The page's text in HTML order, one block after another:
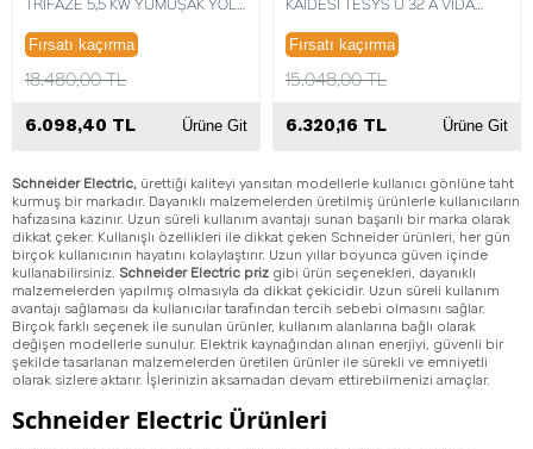
Fırsatı kaçırma
18.480,00 TL
6.098,40 TL Ürüne Git
3389110362787
Fırsatı kaçırma
15.048,00 TL
6.320,16 TL Ürüne Git
Schneider Electric, ürettiği kaliteyi yansıtan modellerle kullanıcı gönlüne taht
kurmuş bir markadır. Dayanıklı malzemelerden üretilmiş ürünlerle kullanıcıların
hafızasına kazınır. Uzun süreli kullanım avantajı sunan başarılı bir marka olarak
dikkat çeker. Kullanışlı özellikleri ile dikkat çeken Schneider ürünleri, her gün
birçok kullanıcının hayatını kolaylaştırır. Uzun yıllar boyunca güven içinde
kullanabilirsiniz. Schneider Electric priz gibi ürün seçenekleri, dayanıklı
malzemelerden yapılmış olmasıyla da dikkat çekicidir. Uzun süreli kullanım
avantajı sağlaması da kullanıcılar tarafından tercih sebebi olmasını sağlar.
Birçok farklı seçenek ile sunulan ürünler, kullanım alanlarına bağlı olarak
değişen modellerle sunulur. Elektrik kaynağından alınan enerjiyi, güvenli bir
şekilde tasarlanan malzemelerden üretilen ürünler ile sürekli ve emniyetli
olarak sizlere aktarır. İşlerinizin aksamadan devam ettirebilmenizi amaçlar.
Schneider Electric Ürünleri